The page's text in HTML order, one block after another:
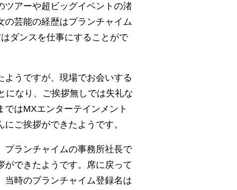
ツアーや超ビッグイベントの渚
芸能の経歴はプランチャイム
ダンスを仕事にすることがで
うですが、現場でお会いする
になり、ご挨拶無しでは失礼な
はMXエンターテインメント
ご挨拶ができたようです。
プランチャイムの事務所社長で
できたようです。席に戻って
当時のプランチャイム登録名は